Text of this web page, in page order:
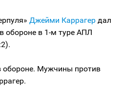
Джейми Каррагер дал
в обороне в 1-м туре АПЛ
обороне. Мужчины против